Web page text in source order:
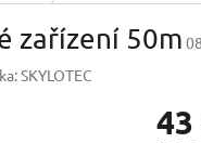
zařízení 50m
SKYLOTEC
43